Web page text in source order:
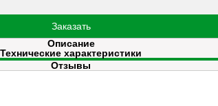
Заказать
Описание
Технические характеристики
Отзывы